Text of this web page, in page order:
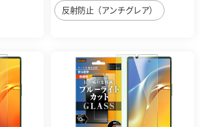
反射防止（アンチグレア）